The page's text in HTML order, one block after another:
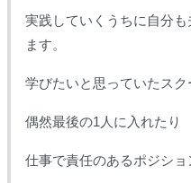
実践していくうちに自分
ます。
学びたいと思っていたスク
偶然最後の1人に入れたり
仕事で責任のあるポジショ